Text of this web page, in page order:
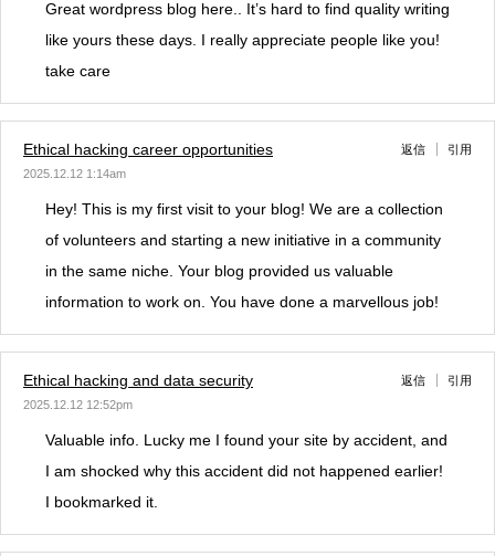
Great wordpress blog here.. It’s hard to find quality writing
like yours these days. I really appreciate people like you!
take care
Ethical hacking career opportunities
2025.12.12 1:14am
返信 引用
Hey! This is my first visit to your blog! We are a collection
of volunteers and starting a new initiative in a community
in the same niche. Your blog provided us valuable
information to work on. You have done a marvellous job!
Ethical hacking and data security
2025.12.12 12:52pm
返信 引用
Valuable info. Lucky me I found your site by accident, and
I am shocked why this accident did not happened earlier!
I bookmarked it.